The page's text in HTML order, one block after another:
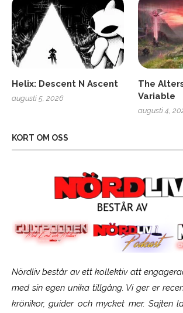
Helix: Descent N Ascent
augusti 5, 2026
The
Variable
augusti 4,
KORT OM OSS
Nördliv består av ett kollektiv att
med sin egen unika tillgång. Vi ger er
krönikor, guider och mycket mer. Sajten